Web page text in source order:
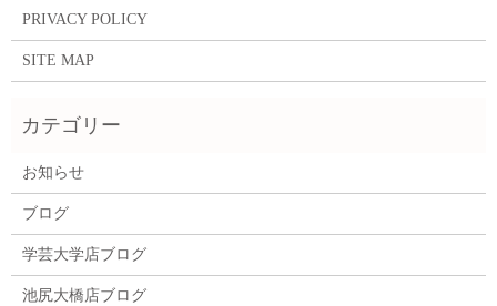
PRIVACY POLICY
SITE MAP
お知らせ
ブログ
学芸大学店ブログ
池尻大橋店ブログ